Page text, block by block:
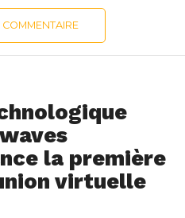
la première
virtuelle